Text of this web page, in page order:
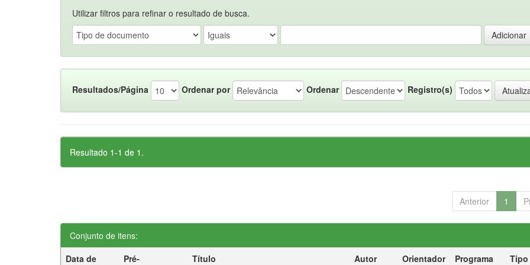
Utilizar filtros para refinar o resultado de busca.
Resultados/Página Ordenar por Ordenar Registro(s)
Resultado 1-1 de 1.
Anterior 1
Conjunto de itens:
Data de
Pré-
Título Autor Orientador Programa
Tipo